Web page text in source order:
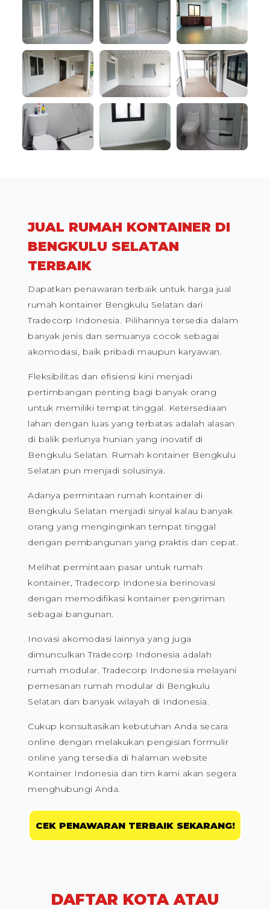
JUAL RUMAH KONTAINER DI
BENGKULU SELATAN
TERBAIK
Dapatkan penawaran terbaik untuk harga jual
rumah kontainer Bengkulu Selatan dari
Tradecorp Indonesia. Pilihannya tersedia dalam
banyak jenis dan semuanya cocok sebagai
akomodasi, baik pribadi maupun karyawan.
Fleksibilitas dan efisiensi kini menjadi
pertimbangan penting bagi banyak orang
untuk memiliki tempat tinggal. Ketersediaan
lahan dengan luas yang terbatas adalah alasan
di balik perlunya hunian yang inovatif di
Bengkulu Selatan. Rumah kontainer Bengkulu
Selatan pun menjadi solusinya.
Adanya permintaan rumah kontainer di
Bengkulu Selatan menjadi sinyal kalau banyak
orang yang menginginkan tempat tinggal
dengan pembangunan yang praktis dan cepat.
Melihat permintaan pasar untuk rumah
kontainer, Tradecorp Indonesia berinovasi
dengan memodifikasi kontainer pengiriman
sebagai bangunan.
Inovasi akomodasi lainnya yang juga
dimunculkan Tradecorp Indonesia adalah
rumah modular. Tradecorp Indonesia melayani
pemesanan rumah modular di Bengkulu
Selatan dan banyak wilayah di Indonesia.
Cukup konsultasikan kebutuhan Anda secara
online dengan melakukan pengisian formulir
online yang tersedia di halaman website
Kontainer Indonesia dan tim kami akan segera
menghubungi Anda.
CEK PENAWARAN TERBAIK SEKARANG!
DAFTAR KOTA ATAU